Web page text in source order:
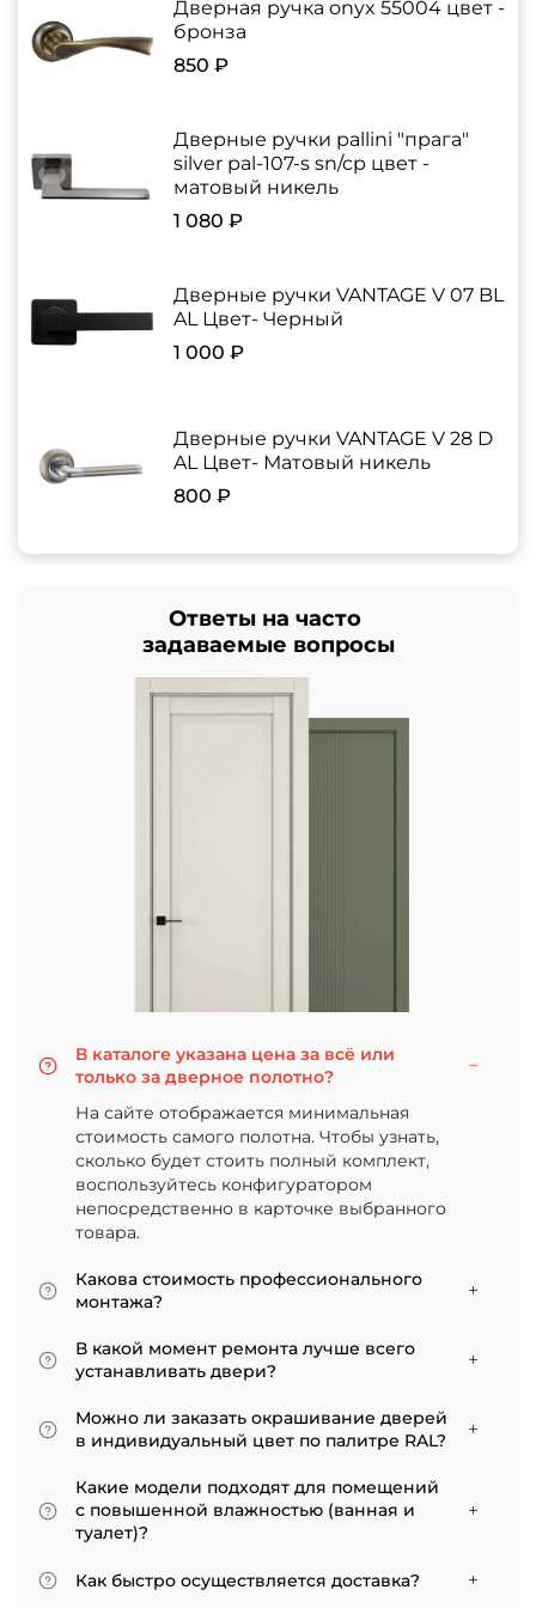
Дверная ручка onyx 55004 цвет -
бронза
850 ₽
Дверные ручки pallini "прага"
silver pal-107-s sn/cp цвет -
матовый никель
1 080 ₽
Дверные ручки VANTAGE V 07 BL
AL Цвет- Черный
1 000 ₽
Дверные ручки VANTAGE V 28 D
AL Цвет- Матовый никель
800 ₽
Ответы на часто
задаваемые вопросы
В каталоге указана цена за всё или
только за дверное полотно?
На сайте отображается минимальная
стоимость самого полотна. Чтобы узнать,
сколько будет стоить полный комплект,
воспользуйтесь конфигуратором
непосредственно в карточке выбранного
товара.
Какова стоимость профессионального
монтажа?
Итоговая сумма зависит от типа отделки
двери и габаритов проема. Минимальная
цена за установку стандартной двери с
покрытием «экошпон» начинается от 5000
рублей.
В какой момент ремонта лучше всего
устанавливать двери?
Мы советуем приступать к монтажу после
того, как уложено напольное покрытие. В
противном случае из-за изменения уровня
пола полотно может не подойти по высоте, и
его придется подрезать. Оптимально ставить
двери по окончании всех отделочных работ.
лучше заранее подготовить все запилы, но
Можно ли заказать окрашивание дверей
в индивидуальный цвет по палитре RAL?
ассортименте представлены эмалированные
модели от разных фабрик
Какие модели подходят для помещений
с повышенной влажностью (ванная и
туалет)?
двери с покрытием из экошпона. На нашем
Как быстро осуществляется доставка?